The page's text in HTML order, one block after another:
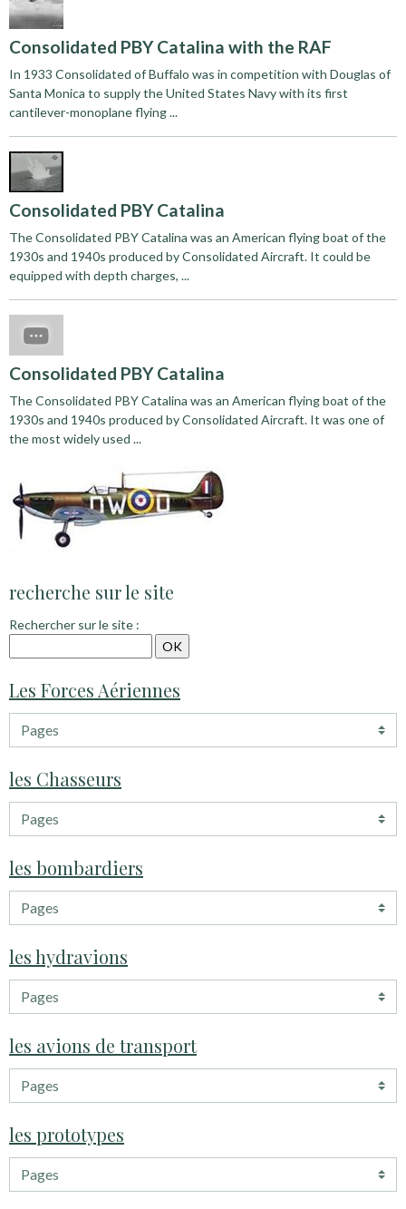
Consolidated PBY Catalina with the RAF
In 1933 Consolidated of Buffalo was in competition with Douglas of
Santa Monica to supply the United States Navy with its first
cantilever-monoplane flying ...
Consolidated PBY Catalina
The Consolidated PBY Catalina was an American flying boat of the
1930s and 1940s produced by Consolidated Aircraft. It could be
equipped with depth charges, ...
Consolidated PBY Catalina
The Consolidated PBY Catalina was an American flying boat of the
1930s and 1940s produced by Consolidated Aircraft. It was one of
the most widely used ...
recherche sur le site
Rechercher sur le site :
Les Forces Aériennes
les Chasseurs
les bombardiers
les hydravions
les avions de transport
les prototypes